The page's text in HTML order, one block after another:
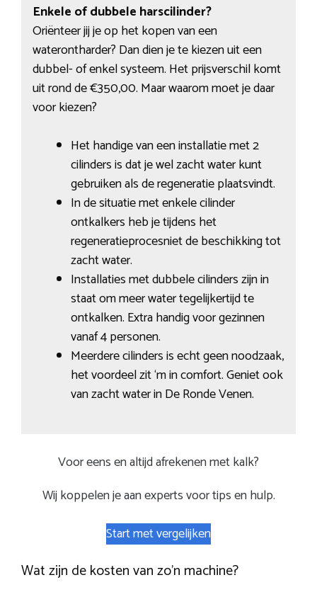
Enkele of dubbele harscilinder?
Oriënteer jij je op het kopen van een
waterontharder? Dan dien je te kiezen uit een
dubbel- of enkel systeem. Het prijsverschil komt
uit rond de €350,00. Maar waarom moet je daar
voor kiezen?
Het handige van een installatie met 2
cilinders is dat je wel zacht water kunt
gebruiken als de regeneratie plaatsvindt.
In de situatie met enkele cilinder
ontkalkers heb je tijdens het
regeneratieprocesniet de beschikking tot
zacht water.
Installaties met dubbele cilinders zijn in
staat om meer water tegelijkertijd te
ontkalken. Extra handig voor gezinnen
vanaf 4 personen.
Meerdere cilinders is echt geen noodzaak,
het voordeel zit ‘m in comfort. Geniet ook
van zacht water in De Ronde Venen.
Voor eens en altijd afrekenen met kalk?
Wij koppelen je aan experts voor tips en hulp.
Start met vergelijken
Wat zijn de kosten van zo’n machine?